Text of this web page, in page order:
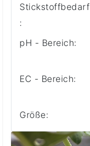
Stickstoffbedarf
:
pH - Bereich:
EC - Bereich:
Größe: